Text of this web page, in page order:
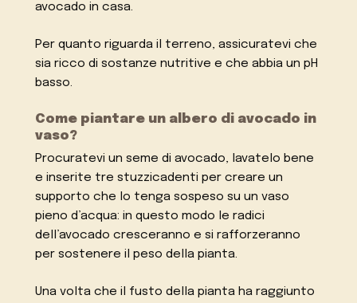
avocado in casa.
Per quanto riguarda il terreno, assicuratevi che
sia ricco di sostanze nutritive e che abbia un pH
basso.
Come piantare un albero di avocado in
vaso?
Procuratevi un seme di avocado, lavatelo bene
e inserite tre stuzzicadenti per creare un
supporto che lo tenga sospeso su un vaso
pieno d’acqua: in questo modo le radici
dell’avocado cresceranno e si rafforzeranno
per sostenere il peso della pianta.
Una volta che il fusto della pianta ha raggiunto